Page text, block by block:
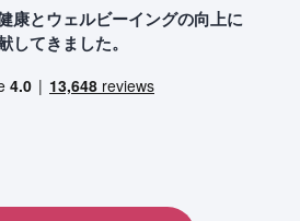
康とウェルビーイングの向上に
してきました。